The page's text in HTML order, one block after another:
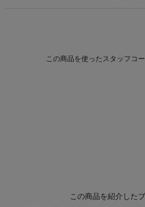
この商品を紹介した